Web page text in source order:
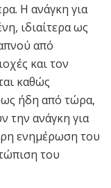
Η ανάγκη για
ιδιαίτερα ως
από
και τον
καθώς
ήδη από τώρα,
την ανάγκη για
ενημέρωση του
του